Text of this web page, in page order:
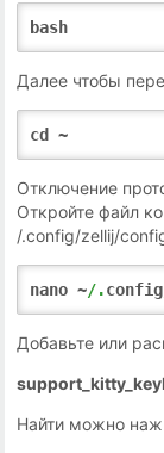
bash
Далее чтобы
cd ~
Отключение
Откройте файл
/.config/zellij/
nano ~/.config
Добавьте или
Найти можно